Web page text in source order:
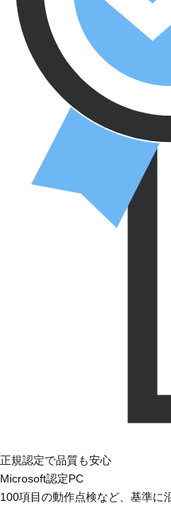
正規認定で品質も安心
Microsoft認定PC
100項目の動作点検など、基準に